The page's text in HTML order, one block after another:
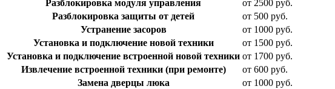
Разблокировка модуля управления
от 2500 руб.
Разблокировка защиты от детей
от 500 руб.
Устранение засоров
от 1000 руб.
Установка и подключение новой техники
от 1500 руб.
Установка и подключение встроенной новой техники от 1700 руб.
Извлечение встроенной техники (при ремонте)
от 600 руб.
Замена дверцы люка
от 1000 руб.